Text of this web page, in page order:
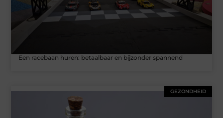
Een racebaan huren: betaalbaar en bijzonder spannend
GEZONDHEID